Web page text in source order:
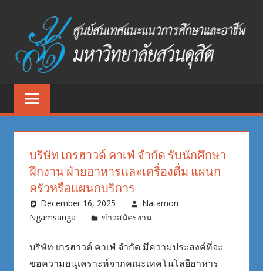
content
สนเทศ
แนะแนว
การ
ศึกษา
และ
อาชีพ
ศูนย์
สนเทศ
และ
อาชีพ
มหาวิทยาลัย
สวนดุสิต
บริษัท เกรฮาวด์ คาเฟ่ จำกัด รับนักศึกษา
ฝึกงาน ฝ่ายอาหารและเครื่องดื่ม แผนก
ครัวหรือแผนกบริการ
December 16, 2025
Natamon
Ngamsanga
ข่าวสมัครงาน
บริษัท เกรฮาวด์ คาเฟ่ จำกัด มีความประสงค์ที่จะ
ขอความอนุเคราะห์จากคณะเทคโนโลยีอาหาร